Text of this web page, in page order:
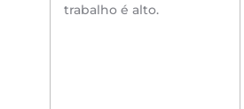
trabalho é alto.